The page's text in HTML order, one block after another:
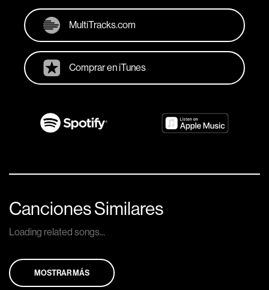
MultiTracks.com
Comprar en iTunes
Canciones Similares
Loading related songs...
MOSTRAR MÁS